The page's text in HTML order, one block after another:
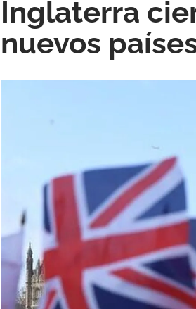
Inglaterra
nuevos